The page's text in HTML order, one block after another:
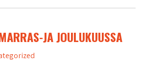
JA JOULUKUUSSA